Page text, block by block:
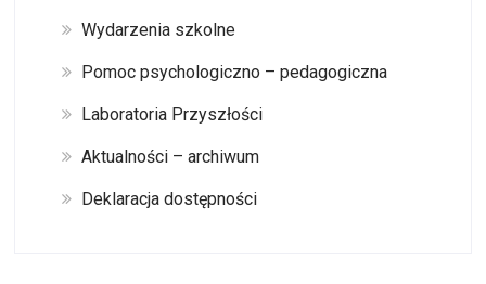
Wydarzenia szkolne
Pomoc psychologiczno – pedagogiczna
Laboratoria Przyszłości
Aktualności – archiwum
Deklaracja dostępności